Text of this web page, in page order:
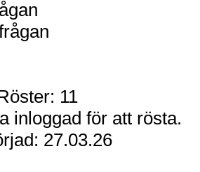
11
inloggad för att rösta.
27.03.26